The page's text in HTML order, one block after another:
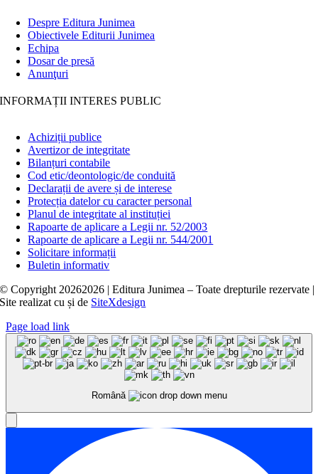
Despre Editura Junimea
Obiectivele Editurii Junimea
Echipa
Dosar de presă
Anunţuri
INFORMAȚII INTERES PUBLIC
Achiziții publice
Avertizor de integritate
Bilanțuri contabile
Cod etic/deontologic/de conduită
Declarații de avere și de interese
Protecția datelor cu caracter personal
Planul de integritate al instituției
Rapoarte de aplicare a Legii nr. 52/2003
Rapoarte de aplicare a Legii nr. 544/2001
Solicitare informații
Buletin informativ
© Copyright 20262026 | Editura Junimea – Toate drepturile rezervate |
Site realizat cușide SiteXdesign
Page load link
Română